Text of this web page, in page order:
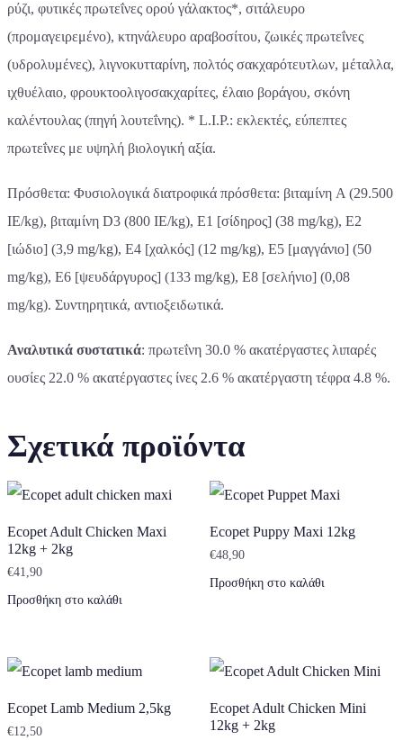
ρύζι, φυτικές πρωτεΐνες ορού γάλακτος*, σιτάλευρο
(προμαγειρεμένο), κτηνάλευρο αραβοσίτου, ζωικές πρωτεΐνες
(υδρολυμένες), λιγνοκυτταρίνη, πολτός σακχαρότευτλων, μέταλλα,
ιχθυέλαιο, φρουκτοολιγοσακχαρίτες, έλαιο βοράγου, σκόνη
καλέντουλας (πηγή λουτεΐνης). * L.I.P.: εκλεκτές, εύπεπτες
πρωτεΐνες με υψηλή βιολογική αξία.
Πρόσθετα: Φυσιολογικά διατροφικά πρόσθετα: βιταμίνη A (29.500
IE/kg), βιταμίνη D3 (800 IE/kg), E1 [σίδηρος] (38 mg/kg), E2
[ιώδιο] (3,9 mg/kg), E4 [χαλκός] (12 mg/kg), E5 [μαγγάνιο] (50
mg/kg), E6 [ψευδάργυρος] (133 mg/kg), E8 [σελήνιο] (0,08
mg/kg). Συντηρητικά, αντιοξειδωτικά.
Αναλυτικά συστατικά: πρωτεΐνη 30.0 % ακατέργαστες λιπαρές
ουσίες 22.0 % ακατέργαστες ίνες 2.6 % ακατέργαστη τέφρα 4.8 %.
Σχετικά προϊόντα
Ecopet Adult Chicken Maxi
12kg + 2kg
€41,90
Προσθήκη στο καλάθι
Ecopet Puppy Maxi 12kg
€48,90
Προσθήκη στο καλάθι
Ecopet Lamb Medium 2,5kg
€12,50
Ecopet Adult Chicken Mini
12kg + 2kg